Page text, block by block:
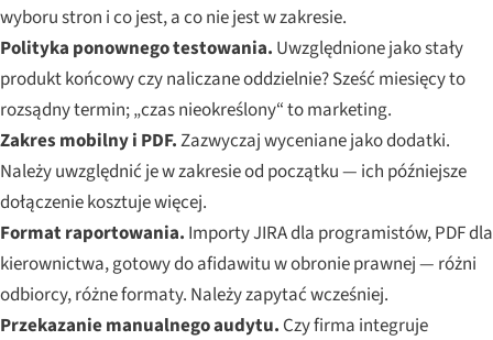
wyboru stron i co jest, a co nie jest w zakresie.
Polityka ponownego testowania. Uwzględnione jako stały
produkt końcowy czy naliczane oddzielnie? Sześć miesięcy to
rozsądny termin; „czas nieokreślony“ to marketing.
Zakres mobilny i PDF.Zazwyczaj wyceniane jako dodatki.
Należy uwzględnić je w zakresie od początku — ich późniejsze
dołączenie kosztuje więcej.
Format raportowania. Importy JIRA dla programistów, PDF dla
kierownictwa, gotowy do afidawitu w obronie prawnej — różni
odbiorcy, różne formaty. Należy zapytać wcześniej.
Przekazanie manualnego audytu. Czy firma integruje